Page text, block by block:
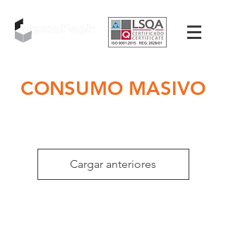
CONSUMO MASIVO
Cargar anteriores